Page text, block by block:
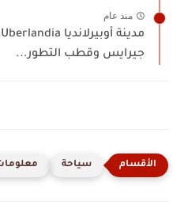
منذ عام
جيرايس وقطب التطور...
سياحة